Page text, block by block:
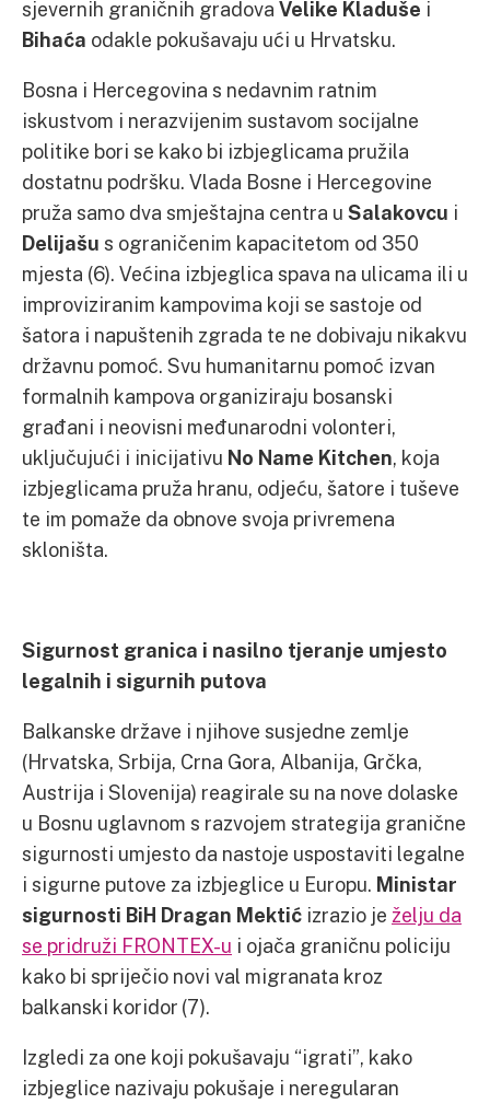
sjevernih graničnih gradova Velike Kladuše i
Bihaća odakle pokušavaju ući u Hrvatsku.
Bosna i Hercegovina s nedavnim ratnim
iskustvom i nerazvijenim sustavom socijalne
politike bori se kako bi izbjeglicama pružila
dostatnu podršku. Vlada Bosne i Hercegovine
pruža samo dva smještajna centra u Salakovcu i
Delijašu s ograničenim kapacitetom od 350
mjesta (6). Većina izbjeglica spava na ulicama ili u
improviziranim kampovima koji se sastoje od
šatora i napuštenih zgrada te ne dobivaju nikakvu
državnu pomoć. Svu humanitarnu pomoć izvan
formalnih kampova organiziraju bosanski
građani i neovisni međunarodni volonteri,
uključujući i inicijativu No Name Kitchen, koja
izbjeglicama pruža hranu, odjeću, šatore i tuševe
te im pomaže da obnove svoja privremena
skloništa.
Sigurnost granica i nasilno tjeranje umjesto
legalnih i sigurnih putova
Balkanske države i njihove susjedne zemlje
(Hrvatska, Srbija, Crna Gora, Albanija, Grčka,
Austrija i Slovenija) reagirale su na nove dolaske
u Bosnu uglavnom s razvojem strategija granične
sigurnosti umjesto da nastoje uspostaviti legalne
i sigurne putove za izbjeglice u Europu. Ministar
sigurnosti BiH Dragan Mektić izrazio je želju da
se pridruži FRONTEX-u i ojača graničnu policiju
kako bi spriječio novi val migranata kroz
balkanski koridor (7).
Izgledi za one koji pokušavaju “igrati”, kako
izbjeglice nazivaju pokušaje i neregularan